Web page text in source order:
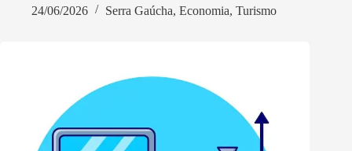
24/06/2026
Serra Gaúcha, Economia, Turismo